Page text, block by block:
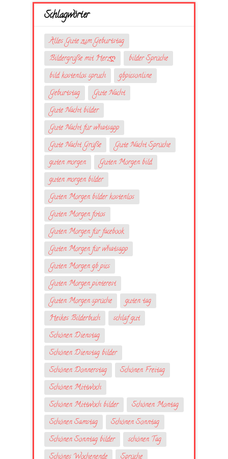
Schlagwörter
Alles Gute zum Geburtstag
Bildergrüße mit Herzღ
bilder Sprüche
bild kostenlos spruch
gbpicsonline
Geburtstag
Gute Nacht
Gute Nacht bilder
Gute Nacht für whatsapp
Gute Nacht Grüße
Gute Nacht Sprüche
guten morgen
Guten Morgen bild
guten morgen bilder
Guten Morgen bilder kostenlos
Guten Morgen fotos
Guten Morgen für facebook
Guten Morgen für whatsapp
Guten Morgen gb pics
Guten Morgen pinterest
Guten Morgen sprüche
guten tag
Heikes Bilderbuch
schlaf gut
Schönen Dienstag
Schönen Dienstag bilder
Schönen Donnerstag
Schönen Freitag
Schönen Mittwoch
Schönen Mittwoch bilder
Schönen Montag
Schönen Samstag
Schönen Sonntag
Schönen Sonntag bilder
schönen Tag